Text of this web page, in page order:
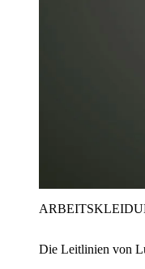
Die Leitlinien von